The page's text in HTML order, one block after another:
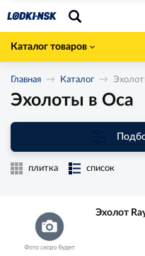
Каталог товаров
Главная Каталог
Эхолоты в Оса
плитка список
Эхолот